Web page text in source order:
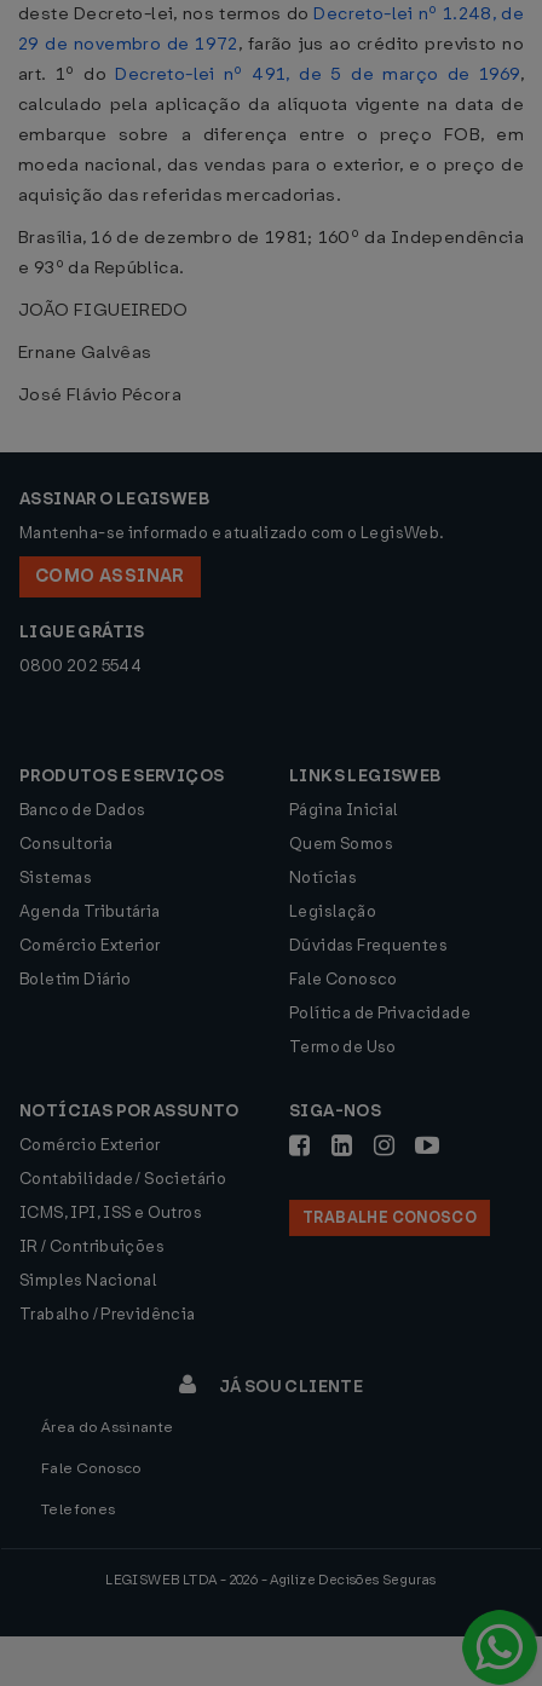
deste Decreto-lei, nos termos do Decreto-lei nº 1.248, de
29 de novembro de 1972, farão jus ao crédito previsto no
art. 1º do Decreto-lei nº 491, de 5 de março de 1969,
calculado pela aplicação da alíquota vigente na data de
embarque sobre a diferença entre o preço FOB, em
moeda nacional, das vendas para o exterior, e o preço de
aquisição das referidas mercadorias.
Brasília, 16 de dezembro de 1981; 160º da Independência
e 93º da República.
JOÃO FIGUEIREDO
Ernane Galvêas
José Flávio Pécora
ASSINAR O LEGISWEB
Mantenha-se informado e atualizado com o LegisWeb.
COMO ASSINAR
LIGUE GRÁTIS
0800 202 5544
PRODUTOS E SERVIÇOS
Banco de Dados
Consultoria
Sistemas
Agenda Tributária
Comércio Exterior
Boletim Diário
LINKS LEGISWEB
Página Inicial
Quem Somos
Notícias
Legislação
Dúvidas Frequentes
Fale Conosco
Política de Privacidade
Termo de Uso
NOTÍCIAS POR ASSUNTO
Comércio Exterior
Contabilidade / Societário
ICMS, IPI, ISS e Outros
IR / Contribuições
Simples Nacional
Trabalho / Previdência
SIGA-NOS
TRABALHE CONOSCO
JÁ SOU CLIENTE
Área do Assinante
Fale Conosco
Telefones
LEGISWEB LTDA - 2026 - Agilize Decisões Seguras